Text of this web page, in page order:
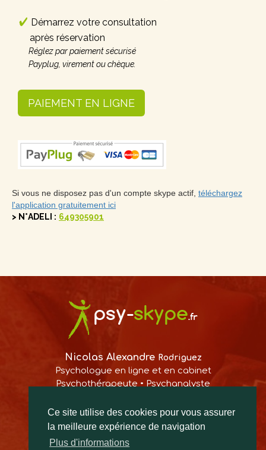
Ce site utilise des cookies pour vous assurer
la meilleure expérience de navigation
Plus d'informations
Démarrez votre consultation
après réservation
Réglez par paiement sécurisé
Payplug, virement ou chèque.
PAIEMENT EN LIGNE
Si vous ne disposez pas d'un compte skype actif, téléchargez
l'application gratuitement ici
> N°ADELI : 649305901
Nicolas Alexandre Rodriguez
Psychologue en ligne et en cabinet
Psychothérapeute • Psychanalyste
PRENDRE RDV